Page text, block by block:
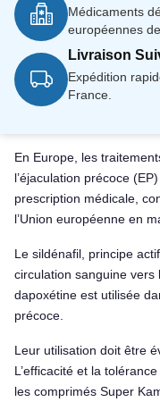
Médicaments
européennes
Livraison
Expédition
France.
En Europe, les
l’éjaculation précoce
prescription médicale,
l’Union européenne en
Le sildénafil, principe
circulation sanguine vers
dapoxétine est utilisée
précoce.
Leur utilisation doit être
L’efficacité et la
les comprimés Super